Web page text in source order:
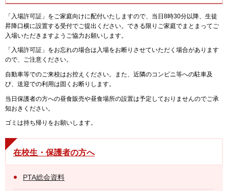
「入場許可証」をご家庭向けに配付いたしますので、当日8時30分以降、生徒
昇降口横に設置する受付でご提出ください。できる限りご家庭でまとまってご
入場いただきますようご協力お願いします。
「入場許可証」をお忘れの場合は入場をお断りさせていただく場合があります
ので、ご注意ください。
自動車等でのご来校はお控えください。また、近隣のコンビニ等への駐車及
び、送迎での利用は固くお断りします。
当日保護者の方への昼食販売や昼食場所の設置は予定しておりませんのでご承
知おきください。
ゴミは持ち帰りをお願いします。
在校生・保護者の方へ
PTA総会資料